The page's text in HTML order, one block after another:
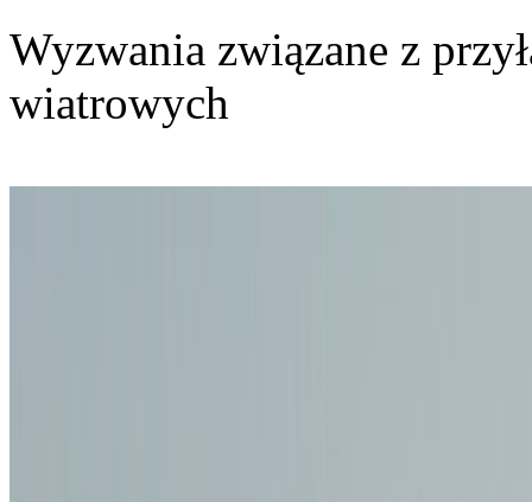
Wyzwania związane z
wiatrowych